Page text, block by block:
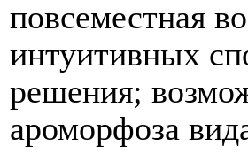
повсеместная
интуитивных
решения;
ароморфоза